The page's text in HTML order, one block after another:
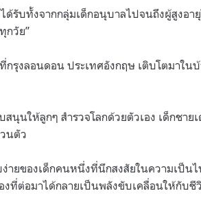
รับทั้งจากกลุ่มเด็กอนุบาลไปจนถึงผู้สูงอ
กวัย”
กรุงลอนดอน ประเทศอังกฤษ เติบโตมาใน
นให้ลูกๆ สำรวจโลกด้วยตัวเอง เด็กชาย
นตัว
ายของเด็กคนหนึ่งที่นึกสงสัยในความเป็น
ที่ต่อมาได้กลายเป็นพลังขับเคลื่อนให้กับชี